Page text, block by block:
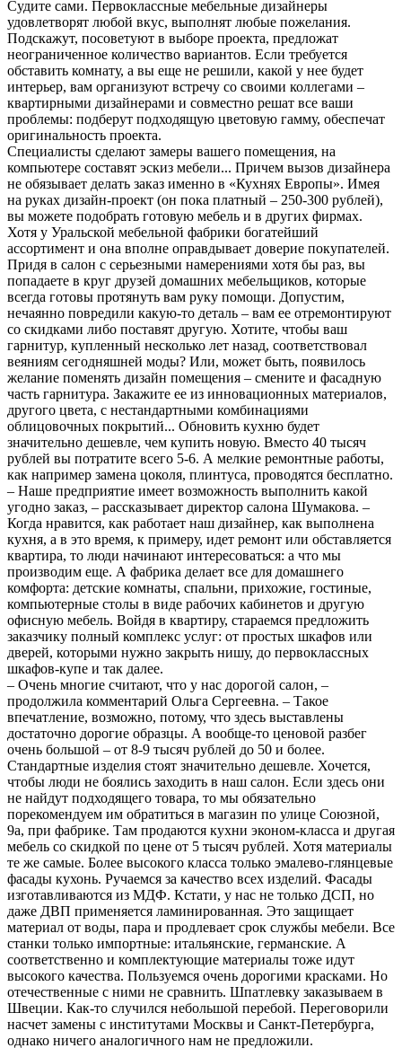
Судите сами. Первоклассные мебельные дизайнеры
удовлетворят любой вкус, выполнят любые пожелания.
Подскажут, посоветуют в выборе проекта, предложат
неограниченное количество вариантов. Если требуется
обставить комнату, а вы еще не решили, какой у нее будет
интерьер, вам организуют встречу со своими коллегами –
квартирными дизайнерами и совместно решат все ваши
проблемы: подберут подходящую цветовую гамму, обеспечат
оригинальность проекта.
Специалисты сделают замеры вашего помещения, на
компьютере составят эскиз мебели... Причем вызов дизайнера
не обязывает делать заказ именно в «Кухнях Европы». Имея
на руках дизайн-проект (он пока платный – 250-300 рублей),
вы можете подобрать готовую мебель и в других фирмах.
Хотя у Уральской мебельной фабрики богатейший
ассортимент и она вполне оправдывает доверие покупателей.
Придя в салон с серьезными намерениями хотя бы раз, вы
попадаете в круг друзей домашних мебельщиков, которые
всегда готовы протянуть вам руку помощи. Допустим,
нечаянно повредили какую-то деталь – вам ее отремонтируют
со скидками либо поставят другую. Хотите, чтобы ваш
гарнитур, купленный несколько лет назад, соответствовал
веяниям сегодняшней моды? Или, может быть, появилось
желание поменять дизайн помещения – смените и фасадную
часть гарнитура. Закажите ее из инновационных материалов,
другого цвета, с нестандартными комбинациями
облицовочных покрытий... Обновить кухню будет
значительно дешевле, чем купить новую. Вместо 40 тысяч
рублей вы потратите всего 5-6. А мелкие ремонтные работы,
как например замена цоколя, плинтуса, проводятся бесплатно.
– Наше предприятие имеет возможность выполнить какой
угодно заказ, – рассказывает директор салона Шумакова. –
Когда нравится, как работает наш дизайнер, как выполнена
кухня, а в это время, к примеру, идет ремонт или обставляется
квартира, то люди начинают интересоваться: а что мы
производим еще. А фабрика делает все для домашнего
комфорта: детские комнаты, спальни, прихожие, гостиные,
компьютерные столы в виде рабочих кабинетов и другую
офисную мебель. Войдя в квартиру, стараемся предложить
заказчику полный комплекс услуг: от простых шкафов или
дверей, которыми нужно закрыть нишу, до первоклассных
шкафов-купе и так далее.
– Очень многие считают, что у нас дорогой салон, –
продолжила комментарий Ольга Сергеевна. – Такое
впечатление, возможно, потому, что здесь выставлены
достаточно дорогие образцы. А вообще-то ценовой разбег
очень большой – от 8-9 тысяч рублей до 50 и более.
Стандартные изделия стоят значительно дешевле. Хочется,
чтобы люди не боялись заходить в наш салон. Если здесь они
не найдут подходящего товара, то мы обязательно
порекомендуем им обратиться в магазин по улице Союзной,
9а, при фабрике. Там продаются кухни эконом-класса и другая
мебель со скидкой по цене от 5 тысяч рублей. Хотя материалы
те же самые. Более высокого класса только эмалево-глянцевые
фасады кухонь. Ручаемся за качество всех изделий. Фасады
изготавливаются из МДФ. Кстати, у нас не только ДСП, но
даже ДВП применяется ламинированная. Это защищает
материал от воды, пара и продлевает срок службы мебели. Все
станки только импортные: итальянские, германские. А
соответственно и комплектующие материалы тоже идут
высокого качества. Пользуемся очень дорогими красками. Но
отечественные с ними не сравнить. Шпатлевку заказываем в
Швеции. Как-то случился небольшой перебой. Переговорили
насчет замены с институтами Москвы и Санкт-Петербурга,
однако ничего аналогичного нам не предложили.